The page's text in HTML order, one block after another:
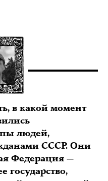
в какой момент
людей,
СССР. Они
Федерация —
государство,